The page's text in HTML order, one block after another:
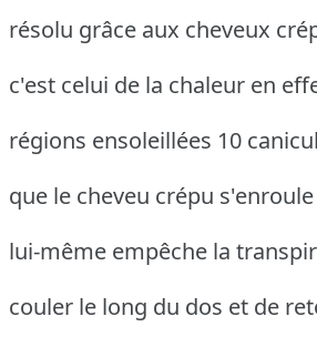
résolu grâce aux cheveux
c'est celui de la chaleur en
régions ensoleillées 10
que le cheveu crépu
lui-même empêche la
couler le long du dos et de